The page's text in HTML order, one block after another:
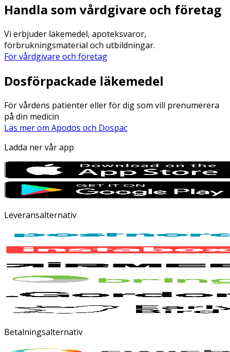
Handla som vårdgivare och företag
Vi erbjuder läkemedel, apoteksvaror,
förbrukningsmaterial och utbildningar.
För vårdgivare och företag
Dosförpackade läkemedel
För vårdens patienter eller för dig som vill prenumerera
på din medicin
Läs mer om Apodos och Dospac
Ladda ner vår app
Leveransalternativ
Betalningsalternativ